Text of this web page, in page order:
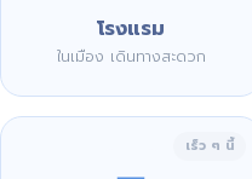
โรงแรม
ในเมือง เดินทางสะดวก
เร็ว ๆ นี้